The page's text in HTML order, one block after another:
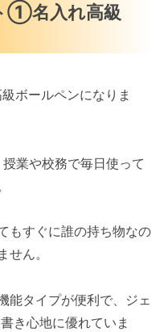
①名入れ高級
ボールペンになりま
業や校務で毎日使って
もすぐに誰の持ち物なの
ん。
能タイプが便利で、ジェ
き心地に優れていま